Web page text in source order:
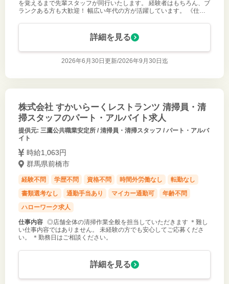
を覚えるまで先輩スタッフが同行いたします。 経験者はもちろん、ブ
ランクある方も大歓迎！ 幅広い年代の方が活躍しています。 《仕事
の介護業務全般
詳細を見る
2026年6月30日更新/2026年9月30日迄
株式会社 すかいらーくレストランツ 清掃員・清
掃スタッフのパート・アルバイト求人
提供元: 三鷹公共職業安定所 / 清掃員・清掃スタッフ / パート・アルバ
イト
時給1,063円
群馬県前橋市
経験不問 学歴不問 資格不問 時間外労働なし
転勤なし
書類選考なし
通勤手当あり マイカー通勤可
年齢不問
ハローワーク求人
仕事内容 ◎店舗全体の清掃作業全般を担当していただきます ＊難し
い仕事内容ではありません。 未経験の方でも安心してご応募くださ
い。 ＊勤務日はご相談ください。
詳細を見る